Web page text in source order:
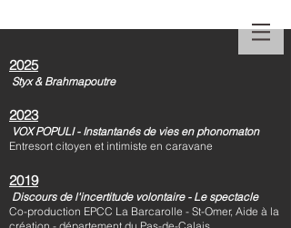
2025
Styx & Brahmapoutre
2023
VOX POPULI - Instantanés de vies en phonomaton
Entresort citoyen et intimiste en caravane
2019
Discours de l'incertitude volontaire - Le spectacle
Co-production EPCC La Barcarolle - St-Omer, Aide à la